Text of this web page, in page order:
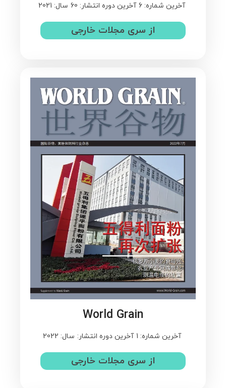
آخرین شماره: 6 آخرین دوره انتشار: 60 سال: 2021
از سری مجلات خارجی
World Grain
آخرین شماره: 1 آخرین دوره انتشار: سال: 2022
از سری مجلات خارجی